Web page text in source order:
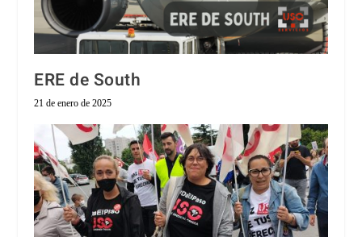
ERE de South
21 de enero de 2025